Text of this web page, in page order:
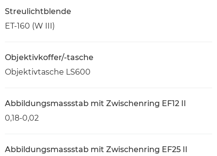
Streulichtblende
ET-160 (W III)
Objektivkoffer/-tasche
Objektivtasche LS600
Abbildungsmassstab mit Zwischenring EF12 II
0,18-0,02
Abbildungsmassstab mit Zwischenring EF25 II